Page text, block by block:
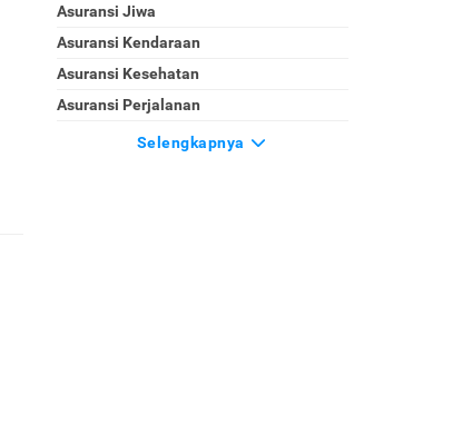
Asuransi Jiwa
Asuransi Kendaraan
Asuransi Kesehatan
Asuransi Perjalanan
Selengkapnya